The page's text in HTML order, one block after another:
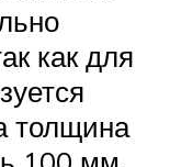
как для
толщина